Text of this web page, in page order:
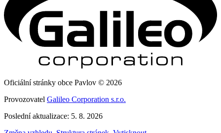
Oficiální stránky obce Pavlov © 2026
Provozovatel Galileo Corporation s.r.o.
Poslední aktualizace: 5. 8. 2026